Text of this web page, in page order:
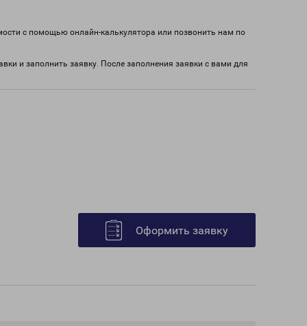
с помощью онлайн-калькулятора или позвонить нам по
и заполнить заявку. После заполнения заявки с вами для
Оформить заявку